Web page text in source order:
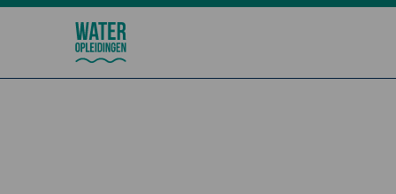
Wateropleidingen